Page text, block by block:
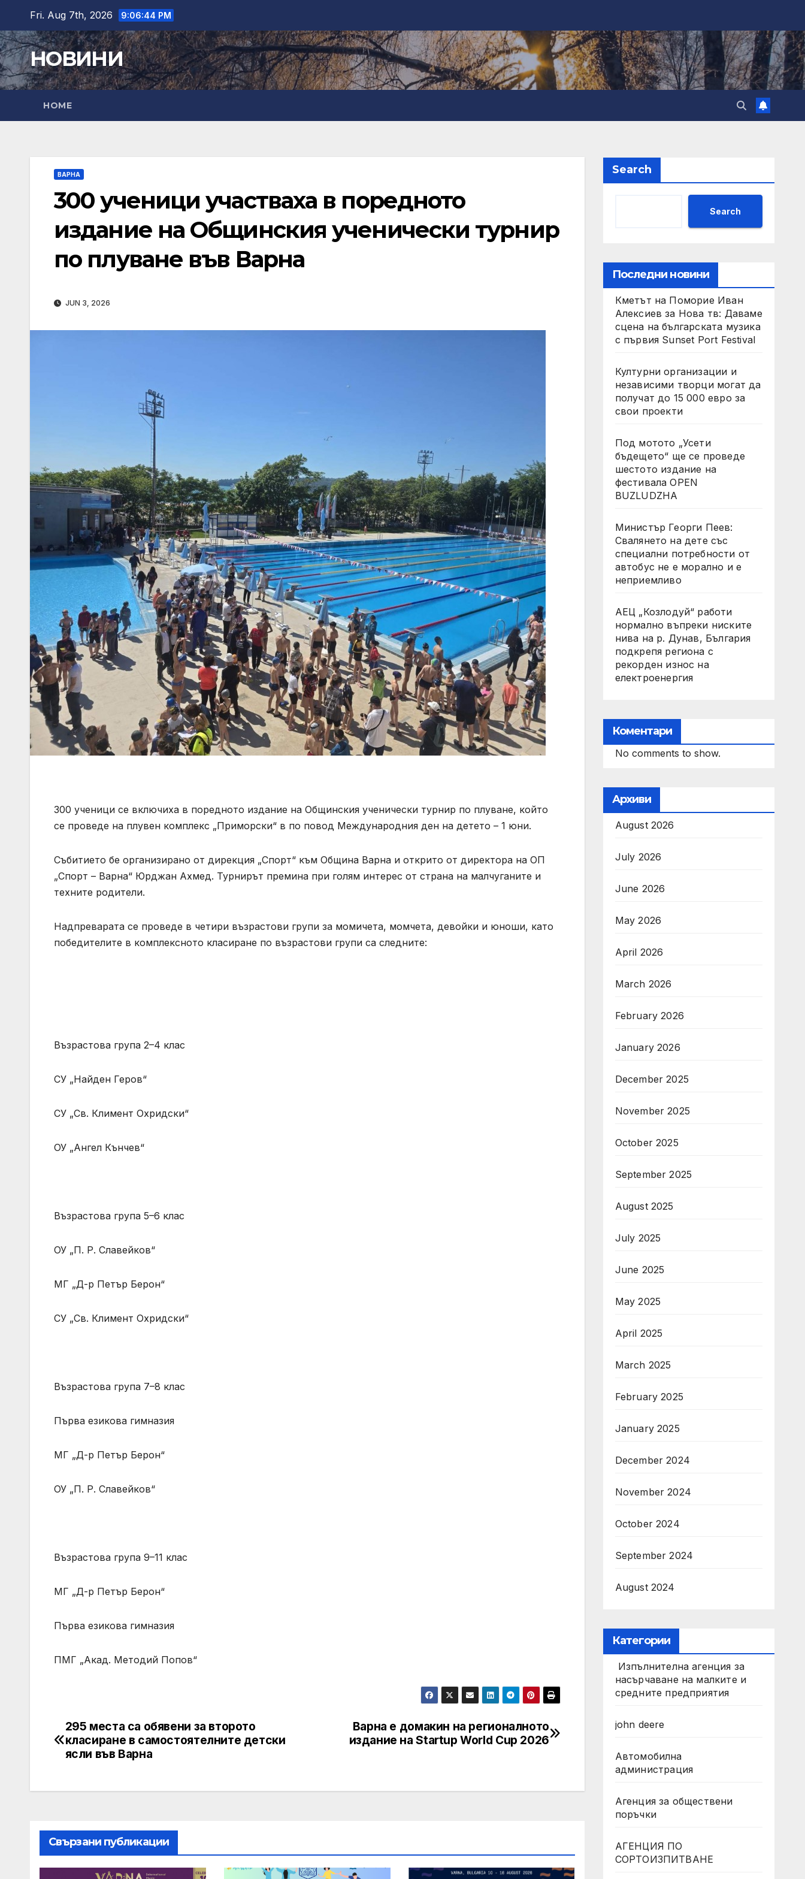
content
Fri. Aug 7th, 2026 9:06:45 PM
НОВИНИ
HOME
ВАРНА
300 ученици участваха в поредното
издание на Общинския ученически турнир
по плуване във Варна
JUN 3, 2026
300 ученици се включиха в поредното издание на Общинския ученически турнир по плуване, който
се проведе на плувен комплекс „Приморски“ в по повод Международния ден на детето – 1 юни.
Събитието бе организирано от дирекция „Спорт“ към Община Варна и открито от директора на ОП
„Спорт – Варна“ Юрджан Ахмед. Турнирът премина при голям интерес от страна на малчуганите и
техните родители.
Надпреварата се проведе в четири възрастови групи за момичета, момчета, девойки и юноши, като
победителите в комплексното класиране по възрастови групи са следните:
Възрастова група 2–4 клас
СУ „Найден Геров“
СУ „Св. Климент Охридски“
ОУ „Ангел Кънчев“
Възрастова група 5–6 клас
ОУ „П. Р. Славейков“
МГ „Д-р Петър Берон“
СУ „Св. Климент Охридски“
Възрастова група 7–8 клас
Първа езикова гимназия
МГ „Д-р Петър Берон“
ОУ „П. Р. Славейков“
Възрастова група 9–11 клас
МГ „Д-р Петър Берон“
Първа езикова гимназия
ПМГ „Акад. Методий Попов“
Post
navigation
Варна е домакин на регионалното
издание на Startup World Cup 2026
295 места са обявени за второто
класиране в самостоятелните детски
ясли във Варна
Свързани публикации
Search
Search
Последни новини
Кметът на Поморие Иван
Алексиев за Нова тв: Даваме
сцена на българската музика
с първия Sunset Port Festival
Културни организации и
независими творци могат да
получат до 15 000 евро за
свои проекти
Под мотото „Усети
бъдещето“ ще се проведе
шестото издание на
фестивала OPEN
BUZLUDZHA
Министър Георги Пеев:
Свалянето на дете със
специални потребности от
автобус не е морално и е
неприемливо
АЕЦ „Козлодуй“ работи
нормално въпреки ниските
нива на р. Дунав, България
подкрепя региона с
рекорден износ на
електроенергия
Коментари
No comments to show.
Архиви
August 2026
July 2026
June 2026
May 2026
April 2026
March 2026
February 2026
January 2026
December 2025
November 2025
October 2025
September 2025
August 2025
July 2025
June 2025
May 2025
April 2025
March 2025
February 2025
January 2025
December 2024
November 2024
October 2024
September 2024
August 2024
Категории
Изпълнителна агенция за
насърчаване на малките и
средните предприятия
john deere
Автомобилна
администрация
Агенция за обществени
поръчки
АГЕНЦИЯ ПО
СОРТОИЗПИТВАНЕ